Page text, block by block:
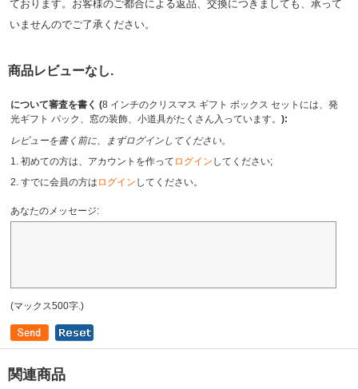
ております。お客様のご都合による返品、交換につきましても、承って
いませんのでご了承ください。
商品レビューなし.
について審査を書く (8 インチのクリスマス ギフト ボックス セットには、発
光ギフト パック、窓の装飾、小道具がたくさん入っています。 ):
レビューを書く前に、まずログインしてください。
1. 初めての方は、アカウントを作って ログイン してください;
2. すでに会員の方は ログイン してください。
あなたのメッセージ:
(マックス500字.)
関連商品